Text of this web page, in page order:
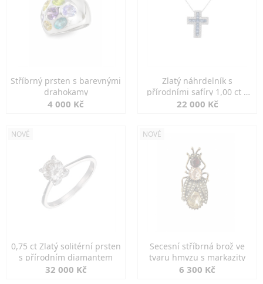
Stříbrný prsten s barevnými
drahokamy
4 000 Kč
Zlatý náhrdelník s
přírodními safíry 1,00 ct a
diamanty
22 000 Kč
NOVÉ
0,75 ct Zlatý solitérní prsten
s přírodním diamantem
32 000 Kč
NOVÉ
Secesní stříbrná brož ve
tvaru hmyzu s markazity
6 300 Kč